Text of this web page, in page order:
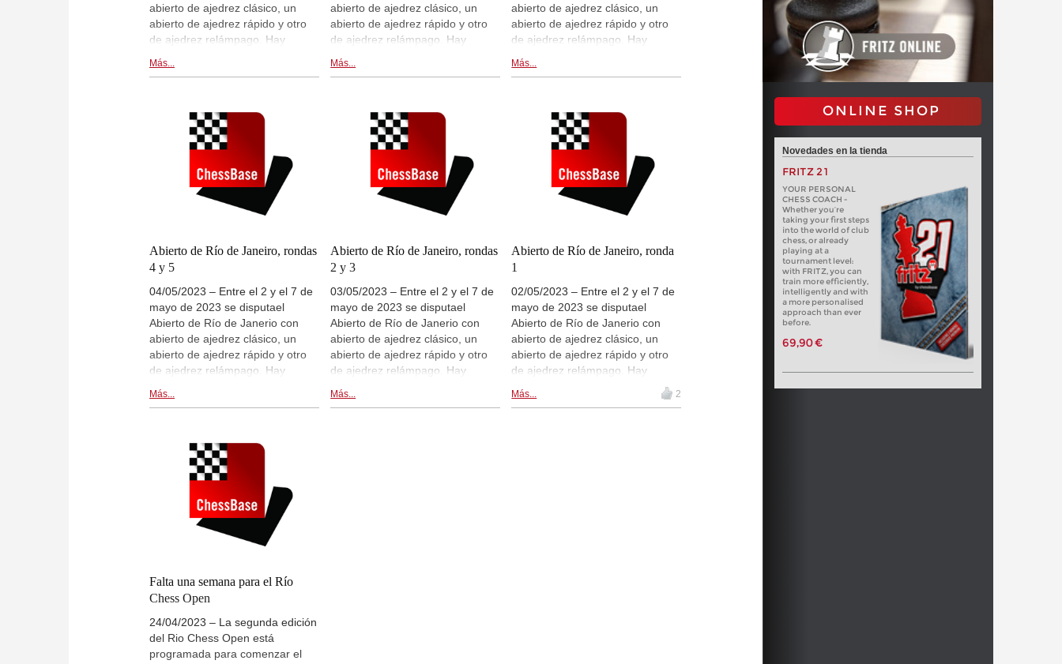
abierto de ajedrez clásico, un
abierto de ajedrez rápido y otro
de ajedrez relámpago. Hay
en live.chessbase.com y dentro
Más...
abierto de ajedrez clásico, un
abierto de ajedrez rápido y otro
de ajedrez relámpago. Hay
en live.chessbase.com y dentro
Más...
abierto de ajedrez clásico, un
abierto de ajedrez rápido y otro
de ajedrez relámpago. Hay
en live.chessbase.com y dentro
Más...
Abierto de Río de Janeiro, rondas
4 y 5
04/05/2023 – Entre el 2 y el 7 de
mayo de 2023 se disputael
Abierto de Río de Janerio con
abierto de ajedrez clásico, un
abierto de ajedrez rápido y otro
de ajedrez relámpago. Hay
en live.chessbase.com y dentro
Más...
Abierto de Río de Janeiro, rondas
2 y 3
03/05/2023 – Entre el 2 y el 7 de
mayo de 2023 se disputael
Abierto de Río de Janerio con
abierto de ajedrez clásico, un
abierto de ajedrez rápido y otro
de ajedrez relámpago. Hay
en live.chessbase.com y dentro
Más...
Abierto de Río de Janeiro, ronda
1
02/05/2023 – Entre el 2 y el 7 de
mayo de 2023 se disputael
Abierto de Río de Janerio con
abierto de ajedrez clásico, un
abierto de ajedrez rápido y otro
de ajedrez relámpago. Hay
retransmisiones de las partidas
en live.chessbase.com y dentro
Más... 2
Falta una semana para el Río
Chess Open
24/04/2023 – La segunda edición
del Rio Chess Open está
programada para comenzar el
ONLINE SHOP
Novedades en la tienda
FRITZ 21
YOUR PERSONAL
CHESS COACH -
Whether you’re
taking your first steps
into the world of club
chess, or already
playing at a
tournament level:
with FRITZ, you can
train more efficiently,
intelligently and with
a more personalised
approach than ever
before.
69,90 €